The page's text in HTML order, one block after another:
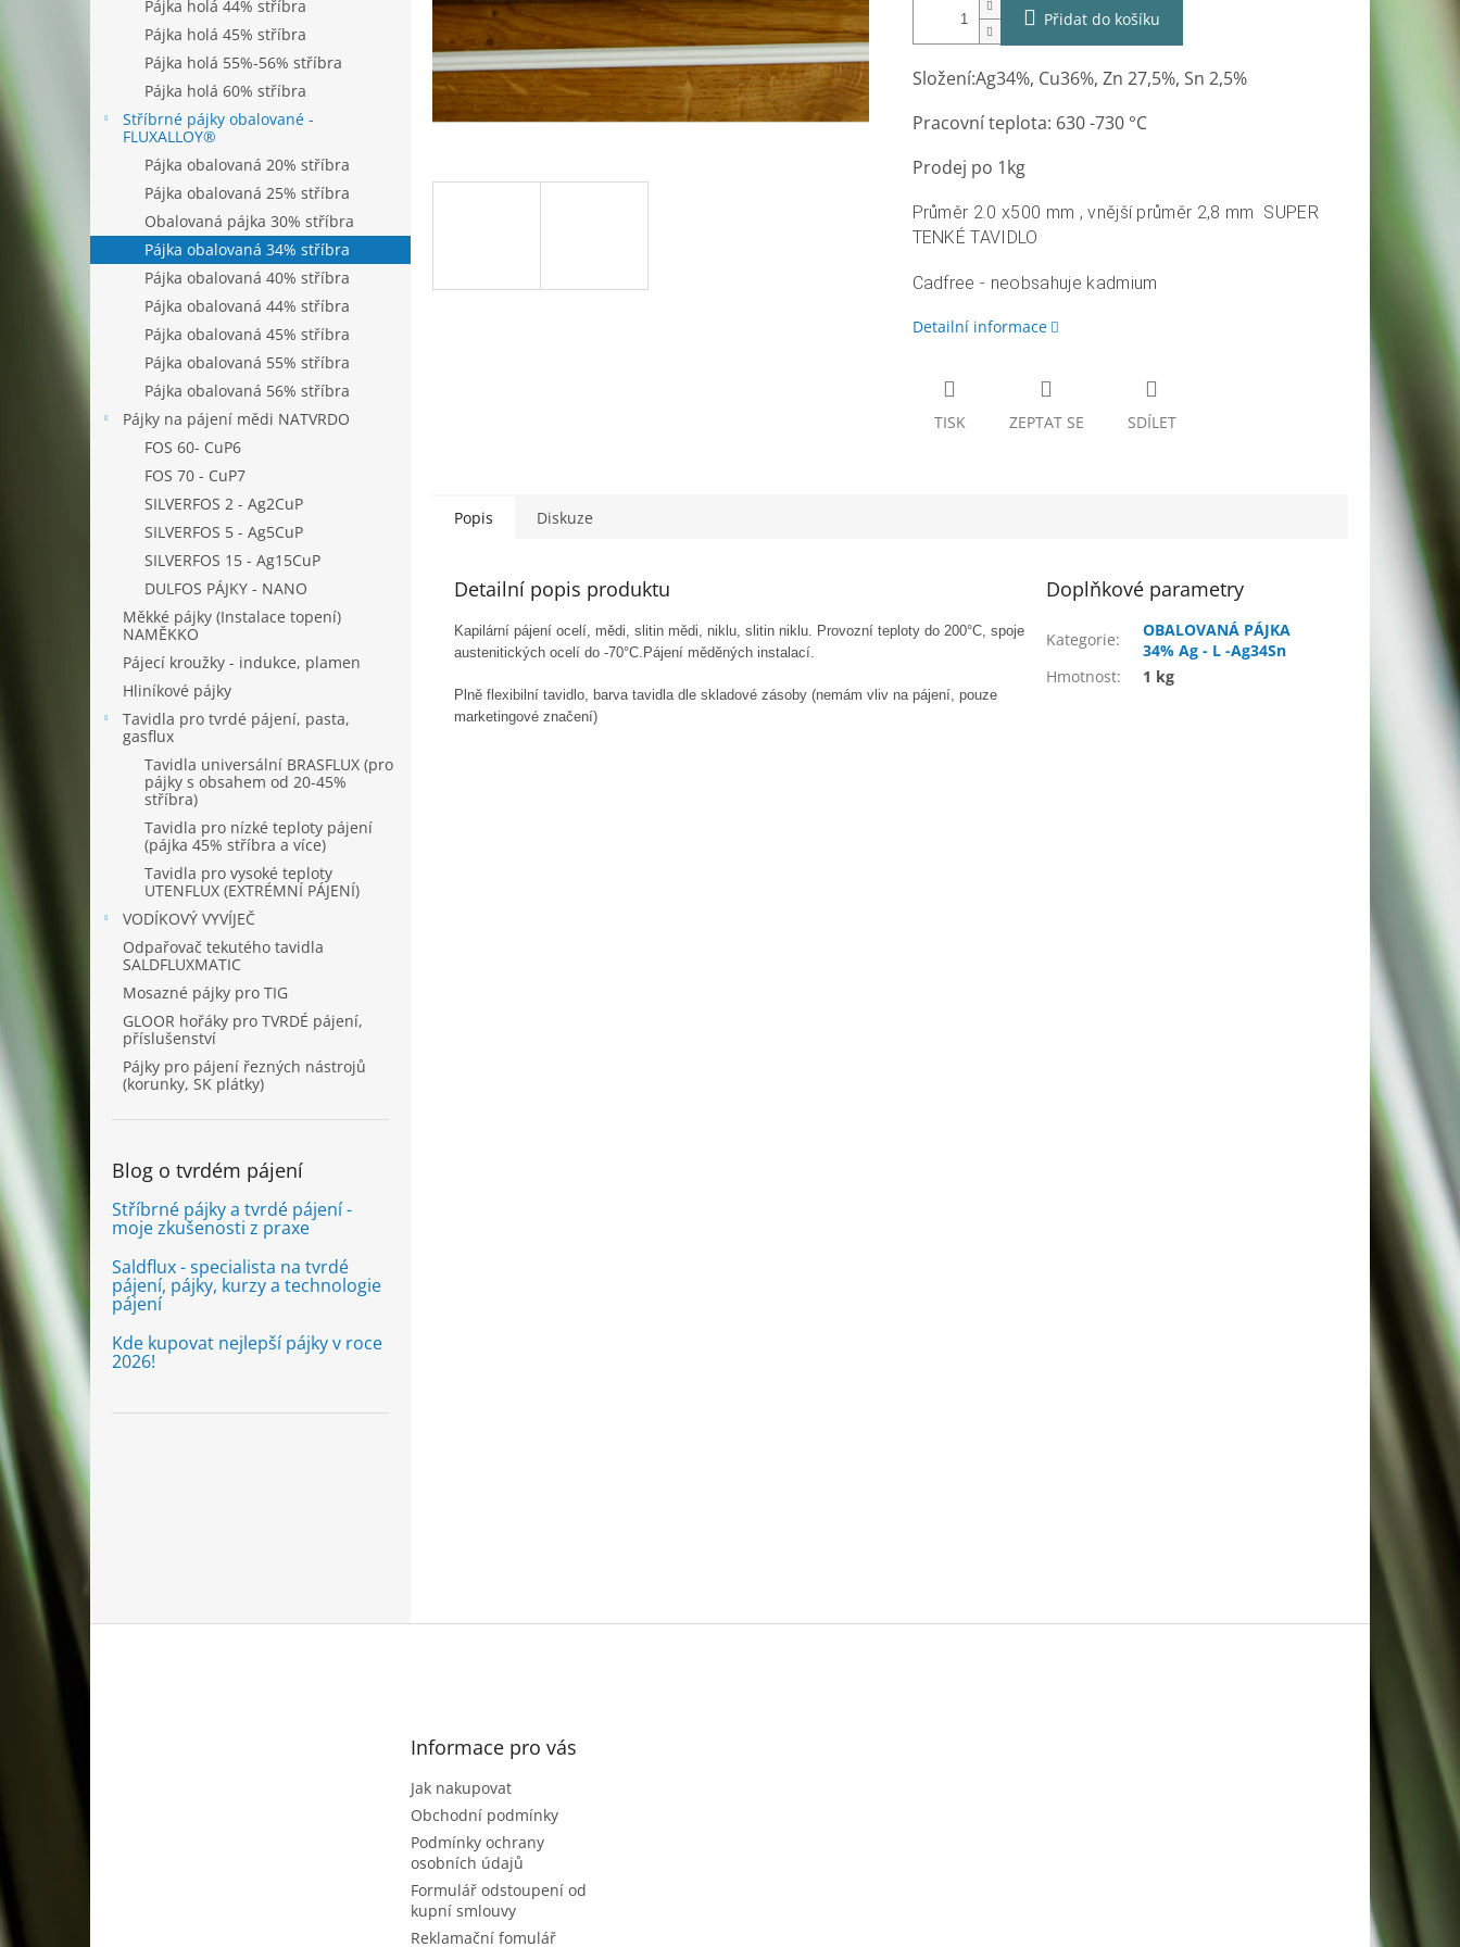
Pájka holá 44% stříbra
Pájka holá 45% stříbra
Pájka holá 55%-56% stříbra
Pájka holá 60% stříbra
Stříbrné pájky obalované -
FLUXALLOY®
Pájka obalovaná 20% stříbra
Pájka obalovaná 25% stříbra
Obalovaná pájka 30% stříbra
Pájka obalovaná 34% stříbra
Pájka obalovaná 40% stříbra
Pájka obalovaná 44% stříbra
Pájka obalovaná 45% stříbra
Pájka obalovaná 55% stříbra
Pájka obalovaná 56% stříbra
Pájky na pájení mědi NATVRDO
FOS 60- CuP6
FOS 70 - CuP7
SILVERFOS 2 - Ag2CuP
SILVERFOS 5 - Ag5CuP
SILVERFOS 15 - Ag15CuP
DULFOS PÁJKY - NANO
Měkké pájky (Instalace topení)
NAMĚKKO
Pájecí kroužky - indukce, plamen
Hliníkové pájky
Tavidla pro tvrdé pájení, pasta,
gasflux
Tavidla universální BRASFLUX (pro
pájky s obsahem od 20-45%
stříbra)
Tavidla pro nízké teploty pájení
(pájka 45% stříbra a více)
Tavidla pro vysoké teploty
UTENFLUX (EXTRÉMNÍ PÁJENÍ)
VODÍKOVÝ VYVÍJEČ
Odpařovač tekutého tavidla
SALDFLUXMATIC
Mosazné pájky pro TIG
GLOOR hořáky pro TVRDÉ pájení,
příslušenství
Pájky pro pájení řezných nástrojů
(korunky, SK plátky)
Blog o tvrdém pájení
Stříbrné pájky a tvrdé pájení -
moje zkušenosti z praxe
Saldflux - specialista na tvrdé
pájení, pájky, kurzy a technologie
pájení
Kde kupovat nejlepší pájky v roce
2026!
Přidat do košíku
Složení:Ag34%, Cu36%, Zn 27,5%, Sn 2,5%
Pracovní teplota: 630 -730 °C
Prodej po 1kg
Průměr 2.0 x500 mm , vnější průměr 2,8 mm SUPER
TENKÉ TAVIDLO
Cadfree - neobsahuje kadmium
Detailní informace
TISK ZEPTAT SE SDÍLET
Popis Diskuze
Detailní popis produktu
Kapilární pájení ocelí, mědi, slitin mědi, niklu, slitin niklu. Provozní teploty do 200°C, spoje
austenitických ocelí do -70°C. Pájení měděných instalací.
Plně flexibilní tavidlo, barva tavidla dle skladové zásoby (nemám vliv na pájení, pouze
marketingové značení)
Doplňkové parametry
Kategorie:
OBALOVANÁ PÁJKA
34% Ag - L -Ag34Sn
Hmotnost: 1 kg
Informace pro vás
Jak nakupovat
Obchodní podmínky
Podmínky ochrany
osobních údajů
Formulář odstoupení od
kupní smlouvy
Reklamační fomulář